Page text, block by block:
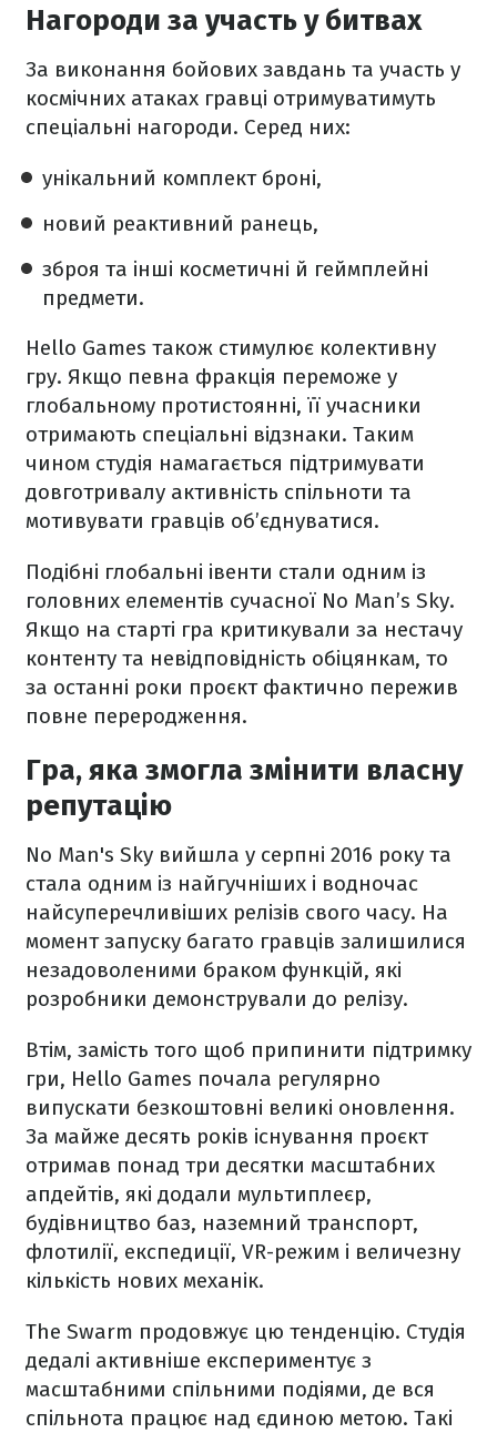
Нагороди за участь у битвах
За виконання бойових завдань та участь у
космічних атаках гравці отримуватимуть
спеціальні нагороди. Серед них:
унікальний комплект броні,
новий реактивний ранець,
зброя та інші косметичні й геймплейні
предмети.
Hello Games також стимулює колективну
гру. Якщо певна фракція переможе у
глобальному протистоянні, її учасники
отримають спеціальні відзнаки. Таким
чином студія намагається підтримувати
довготривалу активність спільноти та
мотивувати гравців об’єднуватися.
Подібні глобальні івенти стали одним із
головних елементів сучасної No Man’s Sky.
Якщо на старті гра критикували за нестачу
контенту та невідповідність обіцянкам, то
за останні роки проєкт фактично пережив
повне переродження.
Гра, яка змогла змінити власну
репутацію
No Man's Sky вийшла у серпні 2016 року та
стала одним із найгучніших і водночас
найсуперечливіших релізів свого часу. На
момент запуску багато гравців залишилися
незадоволеними браком функцій, які
розробники демонстрували до релізу.
Втім, замість того щоб припинити підтримку
гри, Hello Games почала регулярно
випускати безкоштовні великі оновлення.
За майже десять років існування проєкт
отримав понад три десятки масштабних
апдейтів, які додали мультиплеєр,
будівництво баз, наземний транспорт,
флотилії, експедиції, VR-режим і величезну
кількість нових механік.
The Swarm продовжує цю тенденцію. Студія
дедалі активніше експериментує з
масштабними спільними подіями, де вся
спільнота працює над єдиною метою. Такі